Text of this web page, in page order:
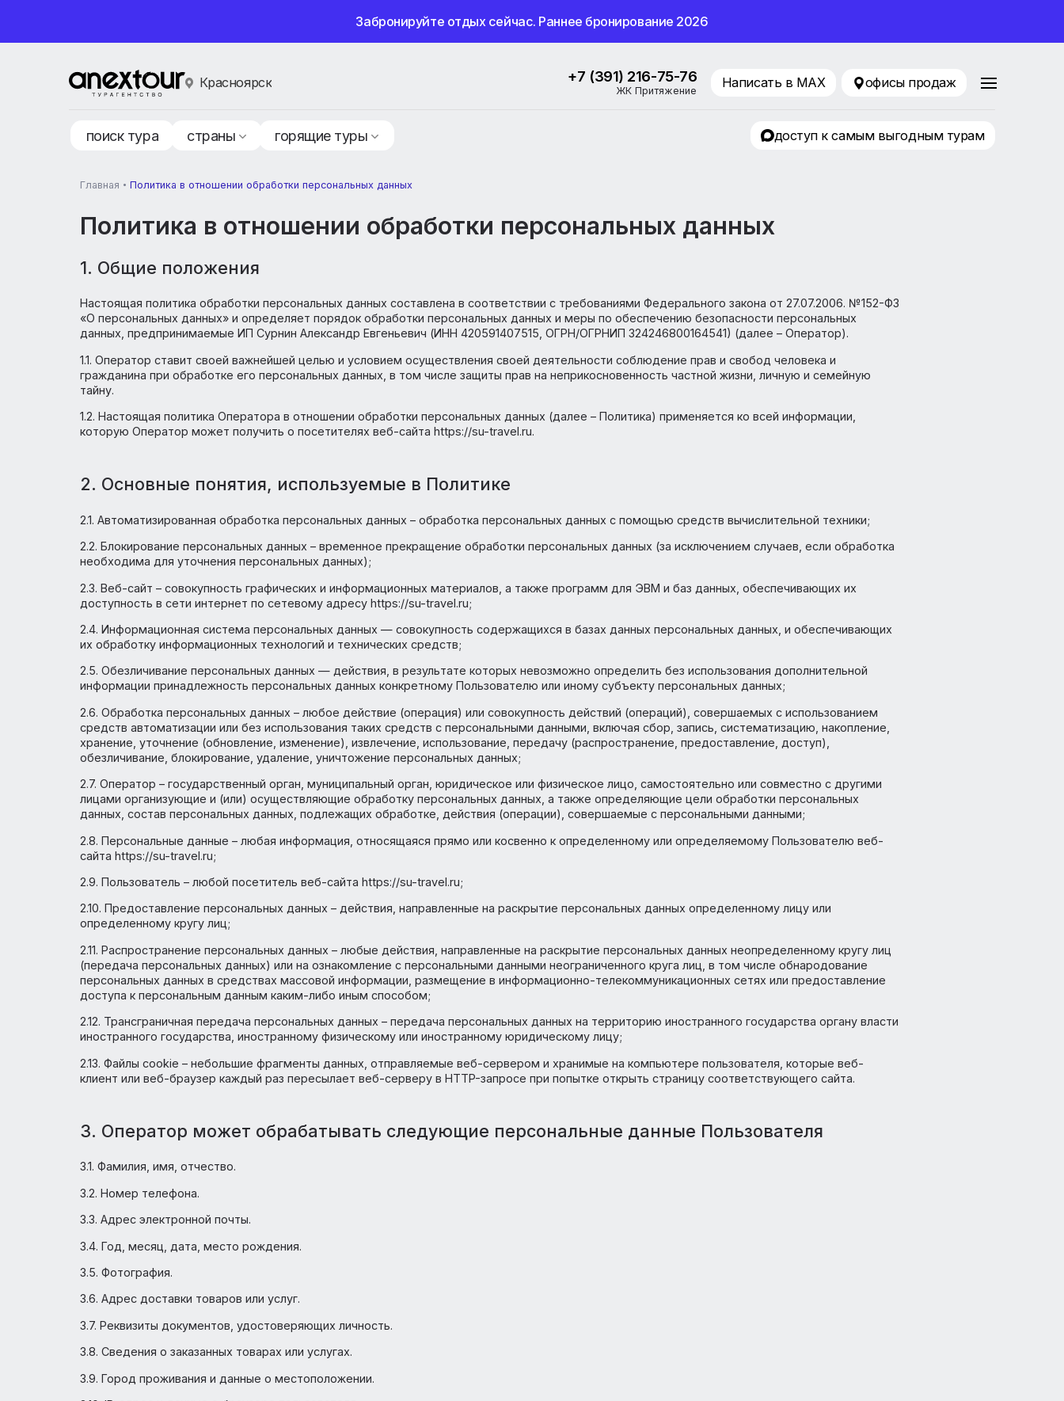
Забронируйте отдых сейчас. Раннее бронирование 2026
Красноярск +7 (391) 216-75-76 Написать в MAX офисы продаж
поиск тура горящие туры
Политика в отношении обработки персональных данных
1. Общие положения
Настоящая политика обработки персональных данных составлена в соответствии с требованиями Федерального закона от 27.07.2006. №152-ФЗ
«О персональных данных» и определяет порядок обработки персональных данных и меры по обеспечению безопасности персональных
данных, предпринимаемые ИП Сурнин Александр Евгеньевич (ИНН 420591407515, ОГРН/ОГРНИП 324246800164541) (далее – Оператор).
1.1. Оператор ставит своей важнейшей целью и условием осуществления своей деятельности соблюдение прав и свобод человека и
гражданина при обработке его персональных данных, в том числе защиты прав на неприкосновенность частной жизни, личную и семейную
тайну.
которую Оператор может получить о посетителях веб-сайта https://su-travel.ru.
2. Основные понятия, используемые в Политике
2.2. Блокирование персональных данных – временное прекращение обработки персональных данных (за исключением случаев, если обработка
необходима для уточнения персональных данных);
2.3. Веб-сайт – совокупность графических и информационных материалов, а также программ для ЭВМ и баз данных, обеспечивающих их
доступность в сети интернет по сетевому адресуhttps://su-travel.ru;
их обработку информационных технологий и технических средств;
2.5. Обезличивание персональных данных — действия, в результате которых невозможно определить без использования дополнительной
информации принадлежность персональных данных конкретному Пользователю или иному субъекту персональных данных;
2.6. Обработка персональных данных – любое действие (операция) или совокупность действий (операций), совершаемых с использованием
средств автоматизации или без использования таких средств с персональными данными, включая сбор, запись, систематизацию, накопление,
хранение, уточнение (обновление, изменение), извлечение, использование, передачу (распространение, предоставление, доступ),
обезличивание, блокирование, удаление, уничтожение персональных данных;
лицами организующие и (или) осуществляющие обработку персональных данных, а также определяющие цели обработки персональных
данных, состав персональных данных, подлежащих обработке, действия (операции), совершаемые с персональными данными;
2.8. Персональные данные – любая информация, относящаяся прямо или косвенно к определенному или определяемому Пользователю веб-
сайта https://su-travel.ru;
2.9. Пользователь – любой посетитель веб-сайта https://su-travel.ru;
определенному кругу лиц;
2.11. Распространение персональных данных – любые действия, направленные на раскрытие персональных данных неопределенному кругу лиц
(передача персональных данных) или на ознакомление с персональными данными неограниченного круга лиц, в том числе обнародование
персональных данных в средствах массовой информации, размещение в информационно-телекоммуникационных сетях или предоставление
2.12. Трансграничная передача персональных данных – передача персональных данных на территорию иностранного государства органу власти
клиент или веб-браузер каждый раз пересылает веб-серверу в HTTP-запросе при попытке открыть страницу соответствующего сайта.
3. Оператор может обрабатывать следующие персональные данные Пользователя
3.1. Фамилия, имя, отчество.
3.2. Номер телефона.
3.3. Адрес электронной почты.
3.4. Год, месяц, дата, место рождения.